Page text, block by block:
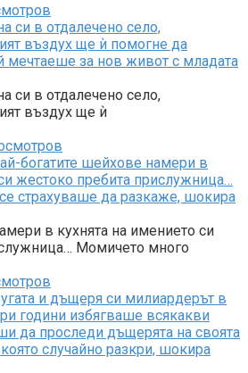
си в отдалечено село,
въздух ще ѝ помогне да
мечтаеше за нов живот с младата
си в отдалечено село,
въздух ще ѝ
богатите шейхове намери в
жестоко пребита прислужница…
се страхуваше да разкаже, шокира
в кухнята на имението си
Момичето много
и дъщеря си милиардерът в
години избягваше всякакви
да проследи дъщерята на своята
случайно разкри, шокира